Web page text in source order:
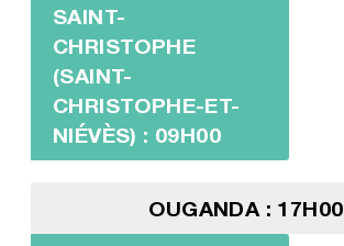
SAINT-
CHRISTOPHE
(SAINT-
CHRISTOPHE-ET-
NIÉVÈS) : 09H00
OUGANDA : 17H00